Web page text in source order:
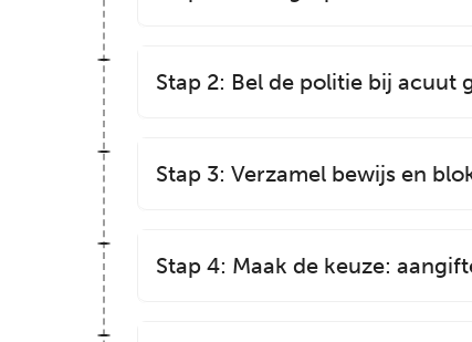
Stap 2: Bel de politie bij acuut
Stap 3: Verzamel bewijs en
Stap 4: Maak de keuze: